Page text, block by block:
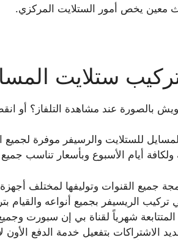
معين يخص أمور الستلايت المركزي.
ستلايت
بالصورة عند مشاهدة التلفاز؟ أو
للستلايت والرسيفر موفرة لجميع
أيام الأسبوع وبأسعار تناسب
جميع القنوات وتوليفها لمختلف
تركيب الريسيفر بجميع أنواعه والقيام
المتتابعة شهرياً لقناة بي إن سبورت
الاشتراكات بتفعيل خدمة الدفع الأون